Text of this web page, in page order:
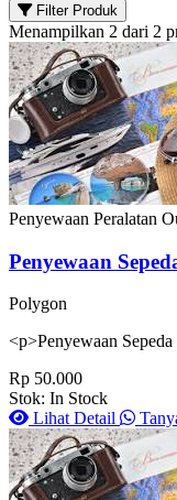
Filter Produk
Menampilkan 2 dari 2
Penyewaan Peralatan
Penyewaan
Polygon
<p>Penyewaan
Rp 50.000
Stok: In Stock
Lihat Detail